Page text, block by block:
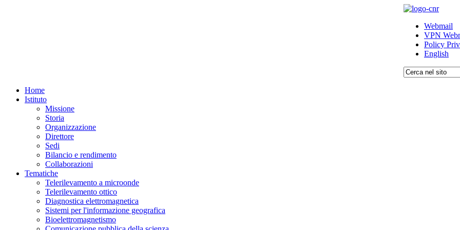
Webmail
VPN
Policy
English
Home
Istituto
Missione
Storia
Organizzazione
Direttore
Sedi
Bilancio e rendimento
Collaborazioni
Tematiche
Telerilevamento a microonde
Telerilevamento ottico
Diagnostica elettromagnetica
Sistemi per l'informazione geografica
Bioelettromagnetismo